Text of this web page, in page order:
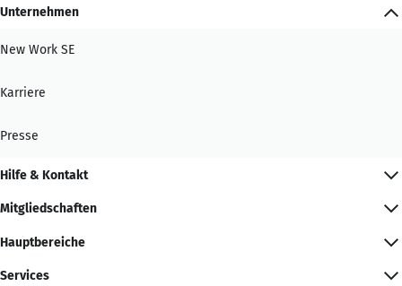
Unternehmen
New Work SE
Karriere
Presse
Hilfe & Kontakt
Mitgliedschaften
Hauptbereiche
Services